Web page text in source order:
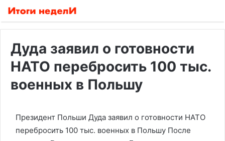
Дуда заявил о готовности
НАТО перебросить 100 тыс.
военных в Польшу
Президент Польши Дуда заявил о готовности НАТО
перебросить 100 тыс. военных в Польшу После